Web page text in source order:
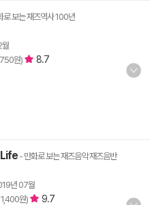
로 보는 재즈역사 100년
원)
8.7
Life - 만화로 보는 재즈음악 재즈음반
년 07월
원) 9.7